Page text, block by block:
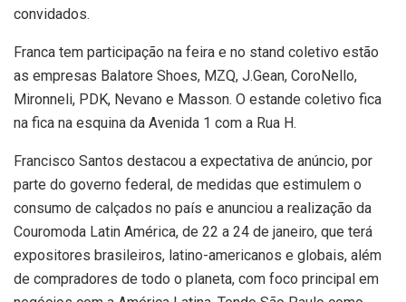
convidados.
Franca tem participação na feira e no stand coletivo estão
as empresas Balatore Shoes, MZQ, J.Gean, CoroNello,
Mironneli, PDK, Nevano e Masson. O estande coletivo fica
na fica na esquina da Avenida 1 com a Rua H.
Francisco Santos destacou a expectativa de anúncio, por
parte do governo federal, de medidas que estimulem o
consumo de calçados no país e anunciou a realização da
Couromoda Latin América, de 22 a 24 de janeiro, que terá
expositores brasileiros, latino-americanos e globais, além
de compradores de todo o planeta, com foco principal em